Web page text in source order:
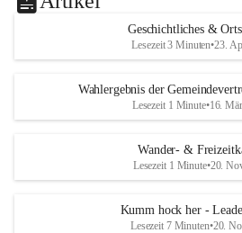
Geschichtliches &
Lesezeit 3 Minuten•23.
Wahlergebnis der
Lesezeit 1 Minute•16.
Wander- &
Lesezeit 1 Minute•20.
Kumm hock her -
Lesezeit 7 Minuten•20.